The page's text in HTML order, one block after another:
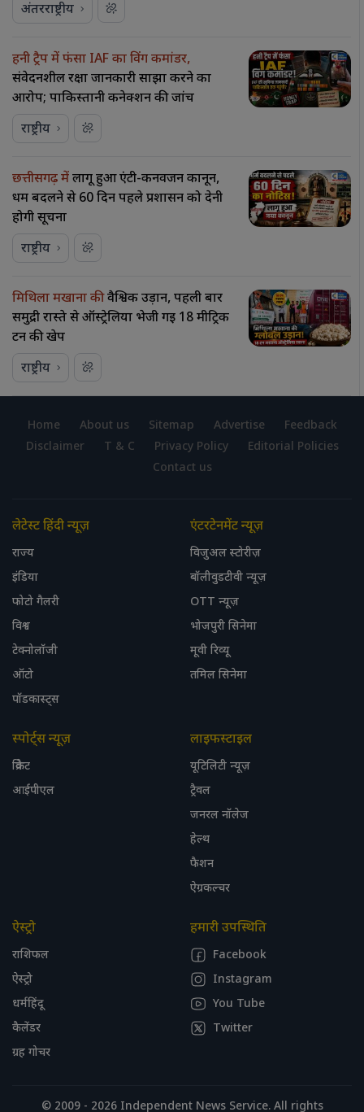
अंतरराष्ट्रीय
हनी ट्रैप में फंसा IAF का विंग कमांडर,
संवेदनशील रक्षा जानकारी साझा करने का
आरोप; पाकिस्तानी कनेक्शन की जांच
राष्ट्रीय
छत्तीसगढ़ मेंलागू हुआ एंटी-कनवर्जन कानून,
धर्म बदलने से 60 दिन पहले प्रशासन को देनी
होगी सूचना
राष्ट्रीय
मिथिला मखाना कीवैश्विक उड़ान, पहली बार
समुद्री रास्ते से ऑस्ट्रेलिया भेजी गई 18 मीट्रिक
टन की खेप
राष्ट्रीय
Home About us Sitemap Advertise
Feedback
Disclaimer
T & C Privacy Policy
Editorial Policies
Contact us
लेटेस्ट हिंदी न्यूज़
राज्य
इंडिया
फोटो गैलरी
विश्व
टेक्नोलॉजी
ऑटो
पॉडकास्ट्स
एंटरटेनमेंट न्यूज़
विजुअल स्टोरीज़
बॉलीवुडटीवी न्यूज़
OTT न्यूज़
भोजपुरी सिनेमा
मूवी रिव्यू
तमिल सिनेमा
स्पोर्ट्स न्यूज़
क्रिकेट
आईपीएल
लाइफस्टाइल
यूटिलिटी न्यूज़
ट्रैवल
जनरल नॉलेज
हेल्थ
फैशन
ऐग्रकल्चर
ऐस्ट्रो
राशिफल
ऐस्ट्रो
धर्महिंदू
कैलेंडर
ग्रह गोचर
हमारी उपस्थिति
Facebook
Instagram
You Tube
Twitter
© 2009 - 2026 Independent News Service. All rights